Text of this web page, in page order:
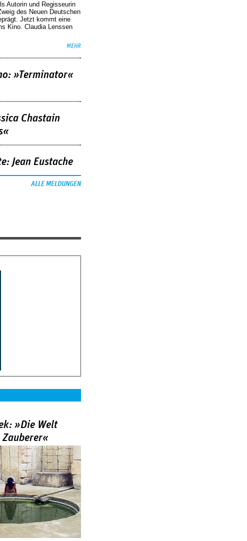
Autorin und Regisseurin
des Neuen Deutschen
Jetzt kommt eine
Kino. Claudia Lenssen
MEHR
»Terminator«
Chastain
Jean Eustache
ALLE MELDUNGEN
»Die Welt